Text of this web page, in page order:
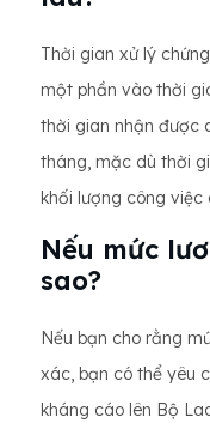
Thời gian xử lý
một phần vào thời
thời gian nhận được
tháng, mặc dù thời
khối lượng công
Nếu mức
sao?
Nếu bạn cho rằng
xác, bạn có thể yêu
kháng cáo lên Bộ